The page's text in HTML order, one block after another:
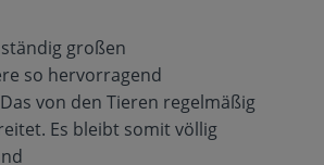
großen
so hervorragend
von den Tieren regelmäßig
Es bleibt somit völlig